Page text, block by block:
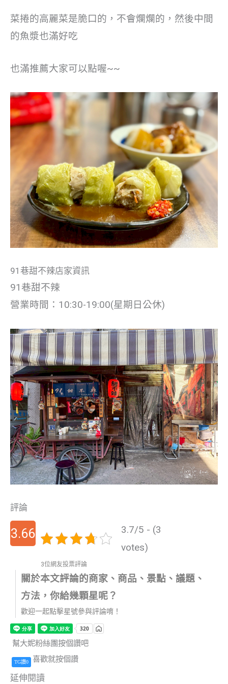
菜捲的高麗菜是脆口的，不會爛爛的，然後中間
的魚漿也滿好吃
也滿推薦大家可以點喔~~
91巷甜不辣店家資訊
91巷甜不辣
營業時間：10:30-19:00(星期日公休)
評論
3.66
666
666
67
3.7/5 - (3
votes)
3位網友投票評論
關於本文評論的商家、商品、景點、議題、
方法，你給幾顆星呢？
歡迎一起點擊星號參與評論唷！
幫大妮粉絲團按個讚吧
TG讚0 喜歡就按個讚
延伸閱讀